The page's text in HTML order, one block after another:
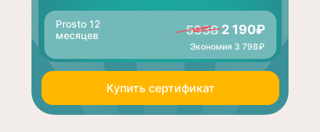
Купить сертификат
Prosto 12
месяцев
2 190₽
Экономия 3 798₽